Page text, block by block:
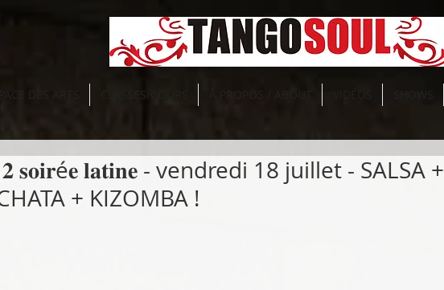
DES ARTS CLASSES/COURS À PROPOS / ABOUT VIDÉOS
𝐬𝐨𝐢𝐫é𝐞 𝐥𝐚𝐭𝐢𝐧𝐞 - vendredi 18 juillet - SALSA +
+ KIZOMBA !